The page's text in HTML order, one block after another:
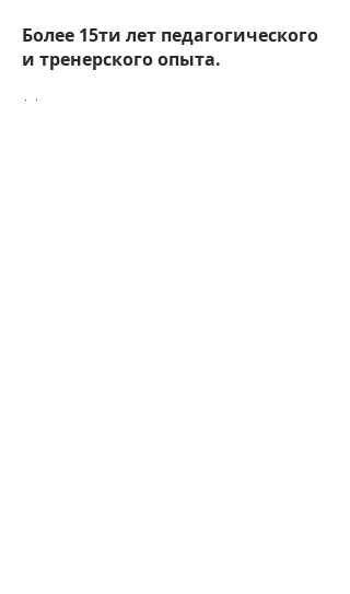
Более 15ти лет педагогического
и тренерского опыта.
🥇Pole Art Italy 2021